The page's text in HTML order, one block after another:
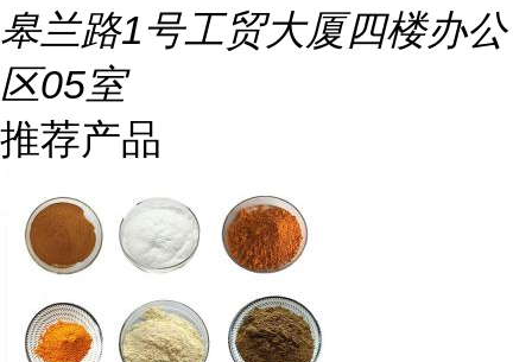
皋兰路1号工贸大厦四楼办公
区05室
推荐产品